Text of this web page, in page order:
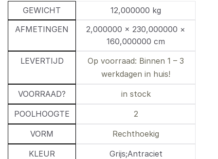
GEWICHT
12,000000 kg
AFMETINGEN
2,000000 × 230,000000 ×
160,000000 cm
LEVERTIJD
Op voorraad: Binnen 1 – 3
werkdagen in huis!
VOORRAAD? in stock
POOLHOOGTE 2
VORM Rechthoekig
KLEUR Grijs;Antraciet